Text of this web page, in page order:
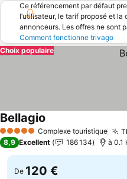
Ce référencement par défaut
l’utilisateur, le tarif proposé et
annonceurs. Les offres ne sont
Comment fonctionne trivago
Choix populaire
5 Étoiles Complexe touristique
Bellagio
8,9 Excellent 186 134 à 0.1
De 120 €